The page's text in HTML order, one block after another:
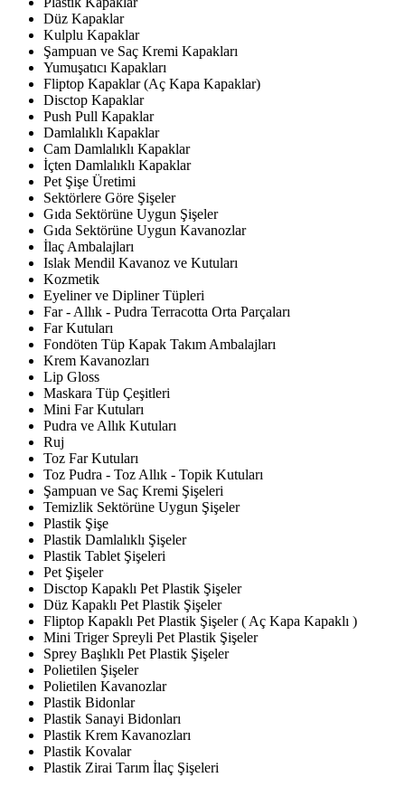
Düz Kapaklar
Kulplu Kapaklar
Şampuan ve Saç Kremi Kapakları
Yumuşatıcı Kapakları
Fliptop Kapaklar (Aç Kapa Kapaklar)
Disctop Kapaklar
Push Pull Kapaklar
Damlalıklı Kapaklar
Cam Damlalıklı Kapaklar
İçten Damlalıklı Kapaklar
Pet Şişe Üretimi
Sektörlere Göre Şişeler
Gıda Sektörüne Uygun Şişeler
Gıda Sektörüne Uygun Kavanozlar
İlaç Ambalajları
Islak Mendil Kavanoz ve Kutuları
Kozmetik
Eyeliner ve Dipliner Tüpleri
Far - Allık - Pudra Terracotta Orta Parçaları
Far Kutuları
Fondöten Tüp Kapak Takım Ambalajları
Krem Kavanozları
Lip Gloss
Maskara Tüp Çeşitleri
Mini Far Kutuları
Pudra ve Allık Kutuları
Ruj
Toz Far Kutuları
Toz Pudra - Toz Allık - Topik Kutuları
Şampuan ve Saç Kremi Şişeleri
Temizlik Sektörüne Uygun Şişeler
Plastik Şişe
Plastik Damlalıklı Şişeler
Plastik Tablet Şişeleri
Pet Şişeler
Disctop Kapaklı Pet Plastik Şişeler
Düz Kapaklı Pet Plastik Şişeler
Fliptop Kapaklı Pet Plastik Şişeler ( Aç Kapa Kapaklı )
Mini Triger Spreyli Pet Plastik Şişeler
Sprey Başlıklı Pet Plastik Şişeler
Polietilen Şişeler
Polietilen Kavanozlar
Plastik Bidonlar
Plastik Sanayi Bidonları
Plastik Krem Kavanozları
Plastik Kovalar
Plastik Zirai Tarım İlaç Şişeleri